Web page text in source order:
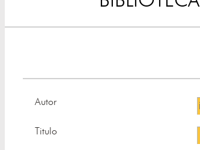
Autor
Titulo